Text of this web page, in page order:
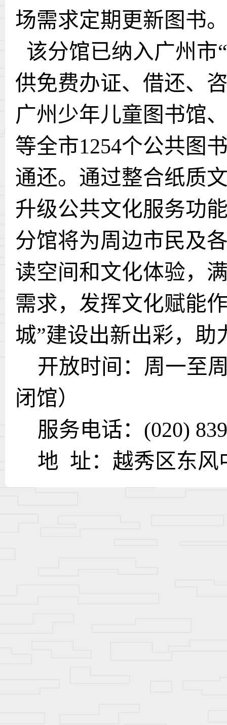
场需求定期更新图书
该分馆已纳入广州市
供免费办证、借还、
广州少年儿童图书馆
等全市1254个公共图
通还。通过整合纸质
升级公共文化服务功
分馆将为周边市民及
读空间和文化体验，
需求，发挥文化赋能
城”建设出新出彩，助
开放时间：周一至
闭馆）
服务电话： (020)
地 址：越秀区东风